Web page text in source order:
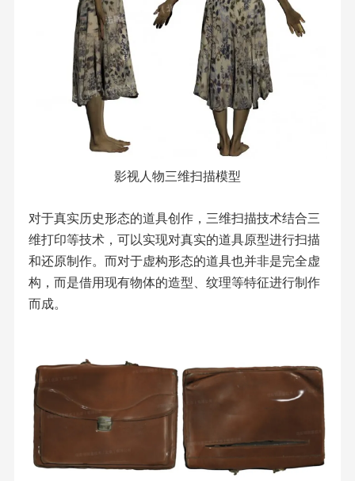
影视人物三维扫描模型
对于真实历史形态的道具创作，三维扫描技术结合三
维打印等技术，可以实现对真实的道具原型进行扫描
和还原制作。而对于虚构形态的道具也并非是完全虚
构，而是借用现有物体的造型、纹理等特征进行制作
而成。